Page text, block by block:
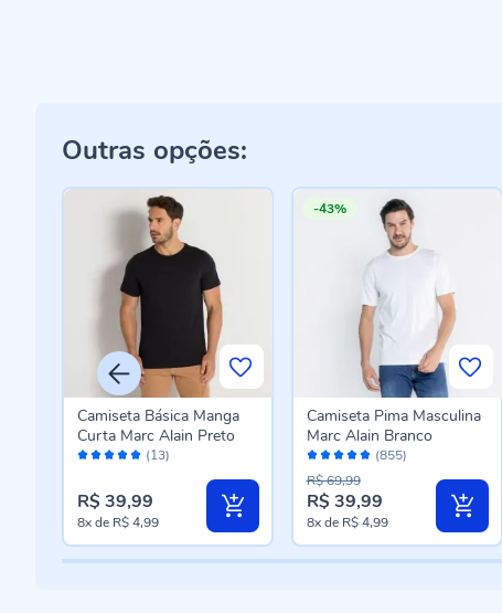
Outras opções:
Avaliação: (13)
Camiseta Básica Manga
Curta Marc Alain Preto
R$ 39,99
8xde R$ 4,99
-43%
Avaliação:
96%
(855)
Camiseta Pima Masculina
Marc Alain Branco
R$ 39,99
R$ 69,99
8xde R$ 4,99